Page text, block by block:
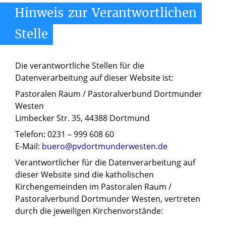
Hinweis zur Verantwortlichen
Stelle
Die verantwortliche Stellen für die
Datenverarbeitung auf dieser Website ist:
Pastoralen Raum / Pastoralverbund Dortmunder
Westen
Limbecker Str. 35, 44388 Dortmund
Telefon: 0231 – 999 608 60
E-Mail: buero@pvdortmunderwesten.de
Verantwortlicher für die Datenverarbeitung auf
dieser Website sind die katholischen
Kirchengemeinden im Pastoralen Raum /
Pastoralverbund Dortmunder Westen, vertreten
durch die jeweiligen Kirchenvorstände: